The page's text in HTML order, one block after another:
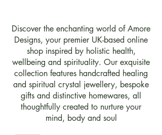
Discover the enchanting world of Amore
Designs, your premier UK-based online
shop inspired by holistic health,
wellbeing and spirituality. Our exquisite
collection features handcrafted healing
and spiritual crystal jewellery, bespoke
gifts and distinctive homewares, all
thoughtfully created to nurture your
mind, body and soul